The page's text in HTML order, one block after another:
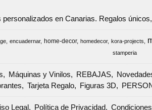
en Canarias. Regalos
encuadernar home-decor homedecor kora-projects
stamperia
Máquinas y Vinilos REBAJAS
Tarjeta Regalo Figuras 3D
Legal Política de Privacidad